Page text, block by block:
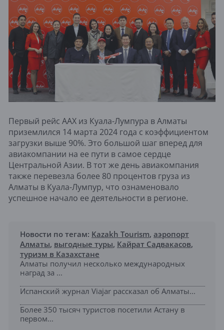
Первый рейс AAX из Куала-Лумпура в Алматы
приземлился 14 марта 2024 года с коэффициентом
загрузки выше 90%. Это большой шаг вперед для
авиакомпании на ее пути в самое сердце
Центральной Азии. В тот же день авиакомпания
также перевезла более 80 процентов груза из
Алматы в Куала-Лумпур, что ознаменовало
успешное начало ее деятельности в регионе.
Новости по тегам: Kazakh Tourism, аэропорт
Алматы, выгодные туры, Кайрат Садвакасов,
туризм в Казахстане
Алматы получил несколько международных
наград за ...
Испанский журнал Viajar рассказал об Алматы...
Более 350 тысяч туристов посетили Астану в
первом...